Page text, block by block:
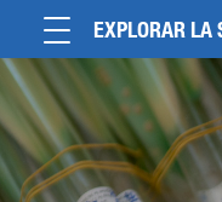
EXPLORAR LA